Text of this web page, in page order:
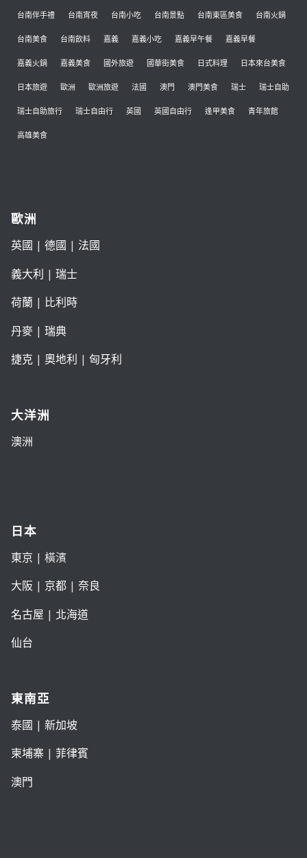
台南伴手禮 台南宵夜 台南小吃 台南景點 台南東區美食 台南火鍋
台南美食 台南飲料 嘉義 嘉義小吃 嘉義早午餐 嘉義早餐
嘉義火鍋 嘉義美食 國外旅遊 國華街美食 日式料理 日本來台美食
日本旅遊 歐洲 歐洲旅遊 法國 澳門 澳門美食 瑞士 瑞士自助
瑞士自助旅行 瑞士自由行 英國 英國自由行 逢甲美食 青年旅館
高雄美食
歐洲
英國 | 德國 | 法國
義大利 | 瑞士
荷蘭| 比利時
丹麥| 瑞典
捷克| 奧地利 | 匈牙利
大洋洲
澳洲
日本
東京 | 橫濱
大阪 | 京都| 奈良
名古屋 | 北海道
仙台
東南亞
泰國 | 新加坡
柬埔寨 | 菲律賓
澳門